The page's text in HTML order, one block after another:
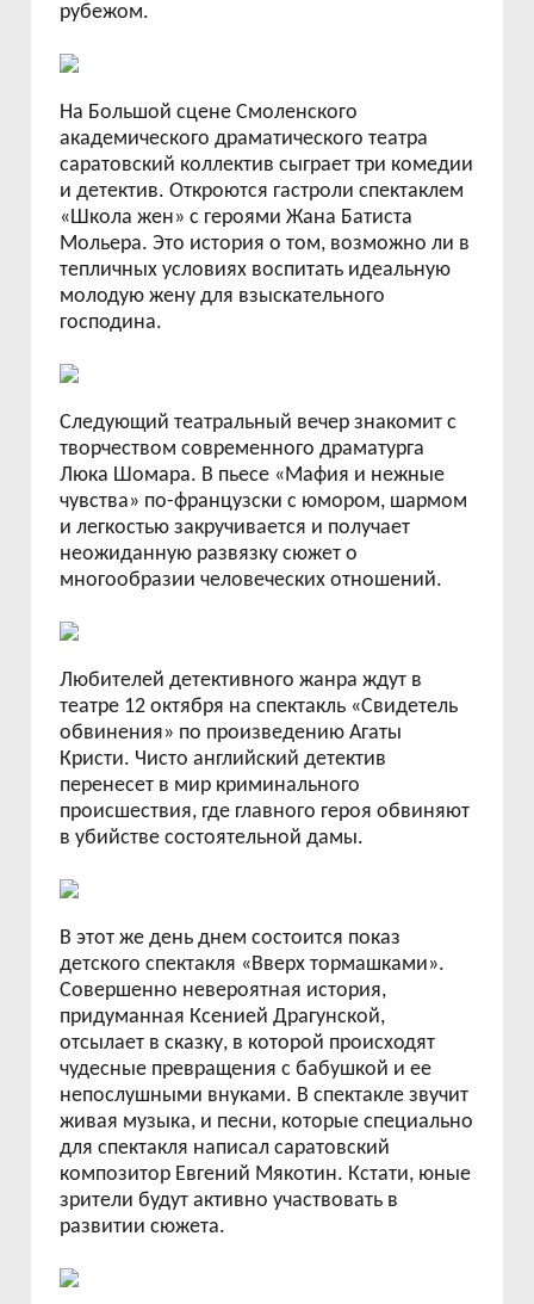
рубежом.
На Большой сцене Смоленского
академического драматического театра
саратовский коллектив сыграет три комедии
и детектив. Откроются гастроли спектаклем
«Школа жен» с героями Жана Батиста
Мольера. Это история о том, возможно ли в
тепличных условиях воспитать идеальную
молодую жену для взыскательного
господина.
Следующий театральный вечер знакомит с
творчеством современного драматурга
Люка Шомара. В пьесе «Мафия и нежные
чувства» по-французски с юмором, шармом
и легкостью закручивается и получает
неожиданную развязку сюжет о
многообразии человеческих отношений.
Любителей детективного жанра ждут в
театре 12 октября на спектакль «Свидетель
обвинения» по произведению Агаты
Кристи. Чисто английский детектив
перенесет в мир криминального
происшествия, где главного героя обвиняют
в убийстве состоятельной дамы.
В этот же день днем состоится показ
детского спектакля «Вверх тормашками».
Совершенно невероятная история,
придуманная Ксенией Драгунской,
отсылает в сказку, в которой происходят
чудесные превращения с бабушкой и ее
непослушными внуками. В спектакле звучит
живая музыка, и песни, которые специально
для спектакля написал саратовский
композитор Евгений Мякотин. Кстати, юные
зрители будут активно участвовать в
развитии сюжета.